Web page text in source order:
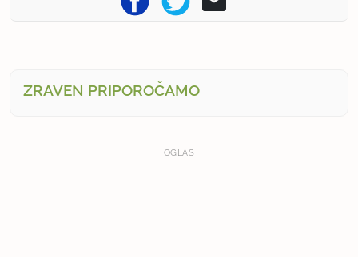
ZRAVEN PRIPOROČAMO
OGLAS